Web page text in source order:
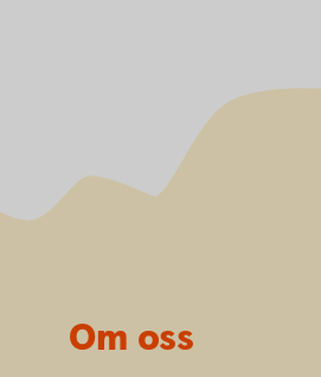
Om oss